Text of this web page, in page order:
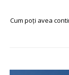
Cum poți avea